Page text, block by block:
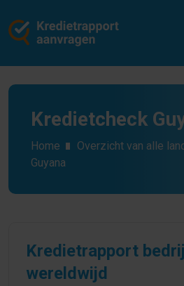
Kredietcheck
Home Overzicht van alle
Guyana
Kredietrapport
wereldwijd